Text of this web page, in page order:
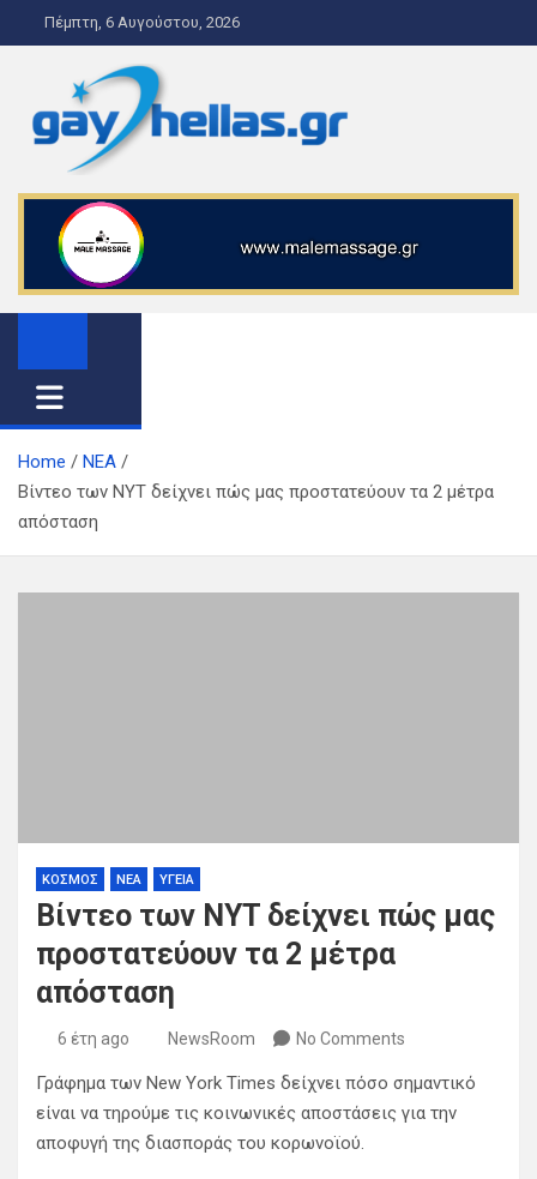
k
e
Πέμπτη, 6 Αυγούστου, 2026
gayhellas.gr – lgbt news and
guide
lgbt news & guide
Home
ΝΕΑ
Βίντεο των NYT δείχνει πώς μας προστατεύουν τα 2 μέτρα
απόσταση
ΚΟΣΜΟΣ ΝΕΑ ΥΓΕΙΑ
Βίντεο των NYT δείχνει πώς μας
προστατεύουν τα 2 μέτρα
απόσταση
6 έτη ago NewsRoom No Comments
Γράφημα των New York Times δείχνει πόσο σημαντικό
είναι να τηρούμε τις κοινωνικές αποστάσεις για την
αποφυγή της διασποράς του κορωνοϊού.